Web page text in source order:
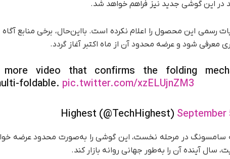
در این گوشی جدید نیز فراهم خواهد شد.
رسمی این محصول را اعلام نکرده است. با‌این‌حال، برخی منابع
معرفی شود و عرضه محدود آن از ماه اکتبر آغاز گردد.
more video that confirms the folding
foldable. pic.twitter.com/xzELUjnZM3
September
سامسونگ در مرحله نخست، این گوشی را به‌صورت محدود عرضه خواهد
سال آینده آن را به‌طور جهانی روانه بازار کند.